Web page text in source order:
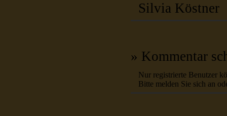
Silvia Köstner
» Kommentar
Nur registrierte Benutzer
Bitte melden Sie sich an